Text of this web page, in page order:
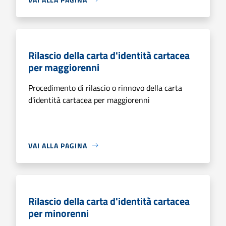
Rilascio della carta d'identità cartacea
per maggiorenni
Procedimento di rilascio o rinnovo della carta
d'identità cartacea per maggiorenni
VAI ALLA PAGINA
Rilascio della carta d'identità cartacea
per minorenni